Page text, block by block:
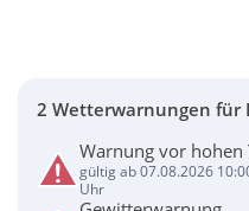
2 Wetterwarnungen für
Warnung vor hohen
gültig ab 07.08.2026
Uhr